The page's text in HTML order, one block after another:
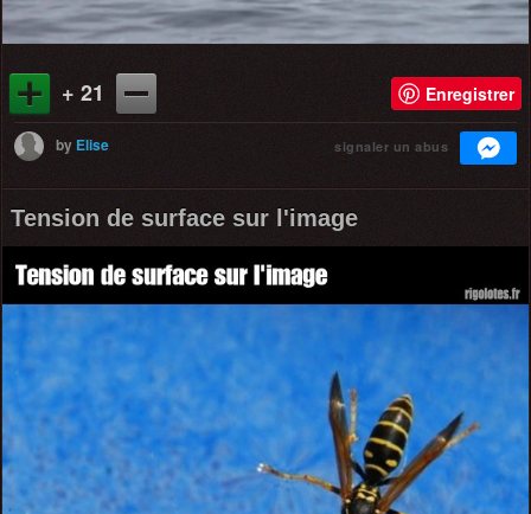
+ 21 Enregistrer
by Elise signaler un abus
Tension de surface sur l'image